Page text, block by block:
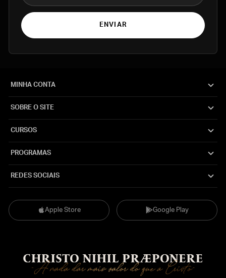
ENVIAR
Apple Store Google Play
MINHA CONTA
SOBRE O SITE
CURSOS
PROGRAMAS
REDES SOCIAIS